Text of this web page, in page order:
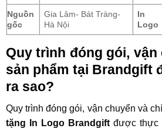
Nguồn
gốc
Gia Lâm- Bát Tràng-
Hà Nội
In
Logo
Quy trình đóng gói,
sản phẩm tại Brandgift
ra sao?
Quy trình đóng gói, vận chuyển và
tặng In Logo Brandgiftđược thực